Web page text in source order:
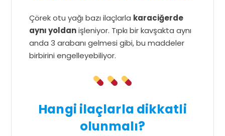
Çörek otu yağı bazı ilaçlarla karaciğerde
aynı yoldanişleniyor. Tıpkı bir kavşakta aynı
anda 3 arabanı gelmesi gibi, bu maddeler
birbirini engelleyebiliyor.
Hangi ilaçlarla dikkatli
olunmalı?